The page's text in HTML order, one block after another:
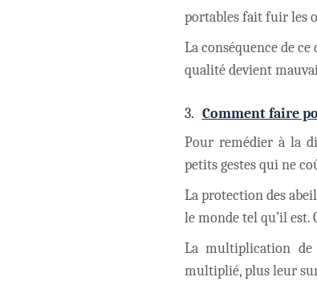
portables fait fuir les
La conséquence de
qualité devient
3. Comment faire
Pour remédier à la
petits gestes qui ne co
La protection des
le monde tel qu’il est.
La multiplication de
multiplié, plus leur